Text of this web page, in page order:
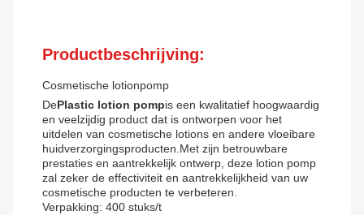
Productbeschrijving:
Cosmetische lotionpomp
DePlastic lotion pompis een kwalitatief hoogwaardig
en veelzijdig product dat is ontworpen voor het
uitdelen van cosmetische lotions en andere vloeibare
huidverzorgingsproducten.Met zijn betrouwbare
prestaties en aantrekkelijk ontwerp, deze lotion pomp
zal zeker de effectiviteit en aantrekkelijkheid van uw
cosmetische producten te verbeteren.
Verpakking: 400 stuks/t